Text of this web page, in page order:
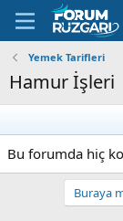
Yemek Tarifleri
Hamur İşleri
Bu forumda hiç
Buraya